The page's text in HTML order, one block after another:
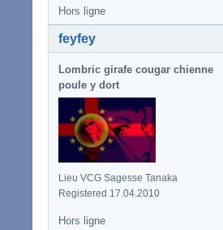
Hors ligne
feyfey
Lombric girafe cougar chienne
poule y dort
Lieu VCG Sagesse Tanaka
Registered 17.04.2010
Hors ligne